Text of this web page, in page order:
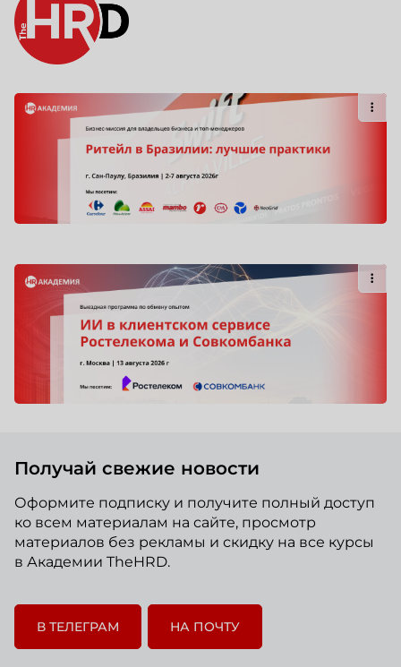
Получай свежие новости
Оформите подписку и получите полный доступ
ко всем материалам на сайте, просмотр
материалов без рекламы и скидку на все курсы
в Академии TheHRD.
В ТЕЛЕГРАМ НА ПОЧТУ